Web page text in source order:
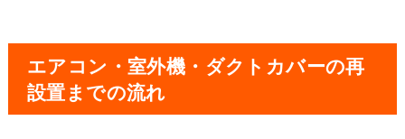
エアコン・室外機・ダクトカバーの再
設置までの流れ